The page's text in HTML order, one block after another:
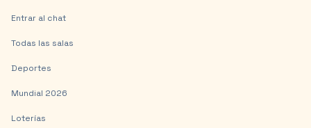
Entrar al chat
Todas las salas
Deportes
Mundial 2026
Loterías